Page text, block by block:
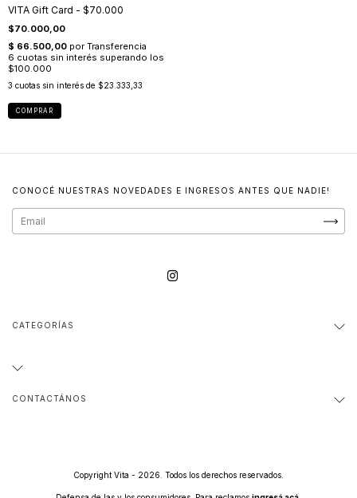
VITA Gift Card - $70.000
$70.000,00
3 cuotas sin interés de $23.333,33
CONOCÉ NUESTRAS NOVEDADES E INGRESOS ANTES QUE NADIE!
CATEGORÍAS
CONTACTÁNOS
Copyright Vita - 2026. Todos los derechos reservados.